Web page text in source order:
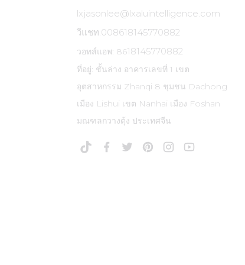
lxjasonlee@lxaluintelligence.com
วีแชท:008618145770882
วอทส์แอพ: 8618145770882
ที่อยู่: ชั้นล่าง อาคารเลขที่ 1 เขต
อุตสาหกรรม Zhanqi 8 ชุมชน Dachong
เมือง Lishui เขต Nanhai เมือง Foshan
มณฑลกวางตุ้ง ประเทศจีน